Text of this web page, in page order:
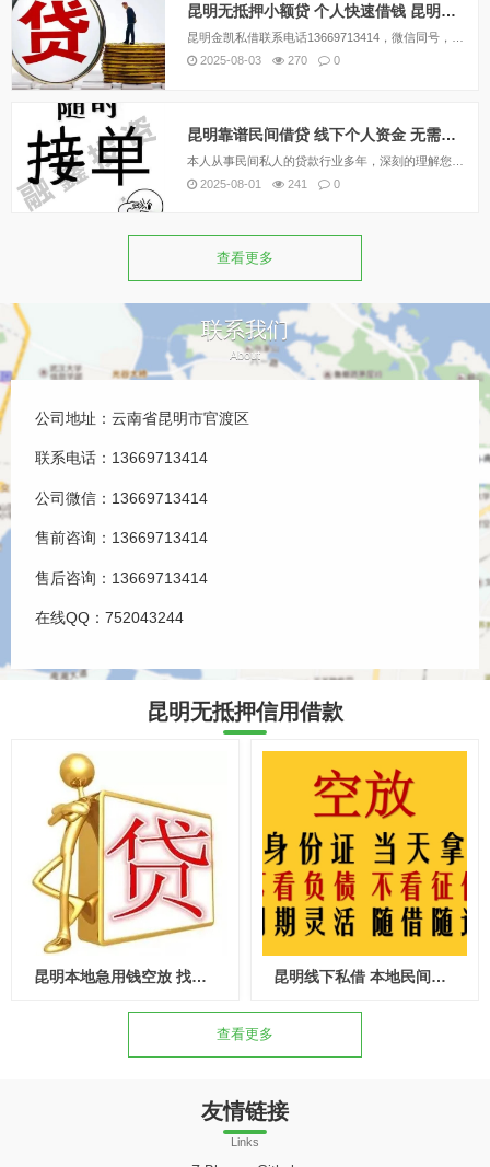
昆明无抵押小额贷 个人快速借钱 昆明短期空放 保证下款
2025-08-03
270 0
昆明靠谱民间借贷 线下个人资金 无需任何抵押 工薪族可借
2025-08-01
241 0
查看更多
联系我们
About
公司地址：云南省昆明市官渡区
联系电话：13669713414
公司微信：13669713414
售前咨询：13669713414
售后咨询：13669713414
在线QQ：752043244
昆明无抵押信用借款
昆明本地急用钱空放 找到了 线下个人资金纯信用借款 昆明线下私借 本地民间借款 上班族可借个人应急资金
查看更多
友情链接
Links